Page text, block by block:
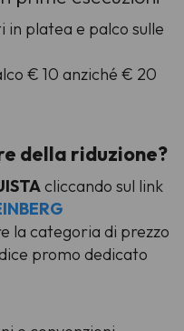
in platea e palco sulle
€ 10 anziché € 20
della riduzione?
cliccando sul link
la categoria di prezzo
promo dedicato